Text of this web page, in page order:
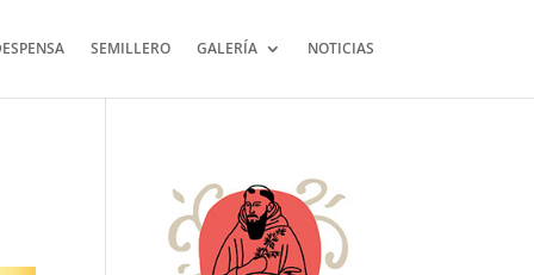
SEMILLERO GALERÍA NOTICIAS